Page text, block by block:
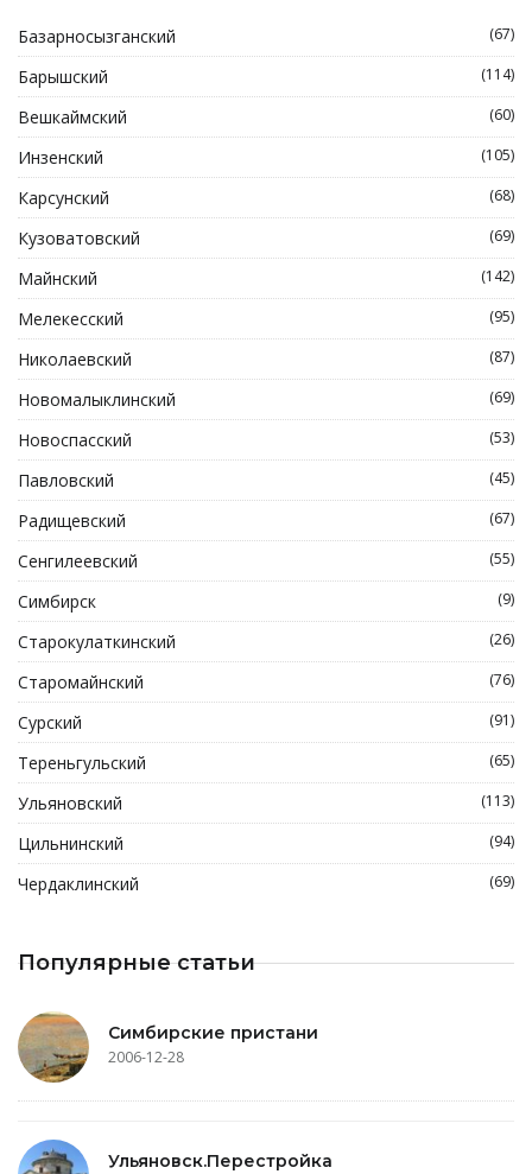
Базарносызганский (67)
Барышский (114)
Вешкаймский (60)
Инзенский (105)
Карсунский (68)
Кузоватовский (69)
Майнский (142)
Мелекесский (95)
Николаевский (87)
Новомалыклинский (69)
Новоспасский (53)
Павловский (45)
Радищевский (67)
Сенгилеевский (55)
Симбирск (9)
Старокулаткинский (26)
Старомайнский (76)
Сурский (91)
Тереньгульский (65)
Ульяновский (113)
Цильнинский (94)
Чердаклинский (69)
Популярные статьи
Симбирские пристани
2006-12-28
Ульяновск.Перестройка